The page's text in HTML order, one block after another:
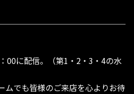
00に配信。（第1・2・3・4の水
ムでも皆様のご来店を心よりお待